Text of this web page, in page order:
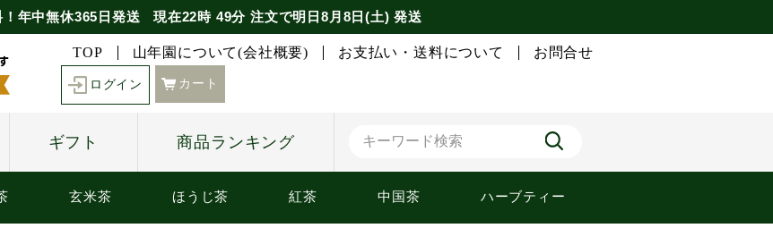
年中無休365日発送 現在22時 49分 注文で明日8月8日(土) 発送
TOP 山年園について(会社概要) お支払い・送料について お問合せ
ログイン カート
ギフト 商品ランキング
玄米茶 ほうじ茶 紅茶 中国茶 ハーブティー